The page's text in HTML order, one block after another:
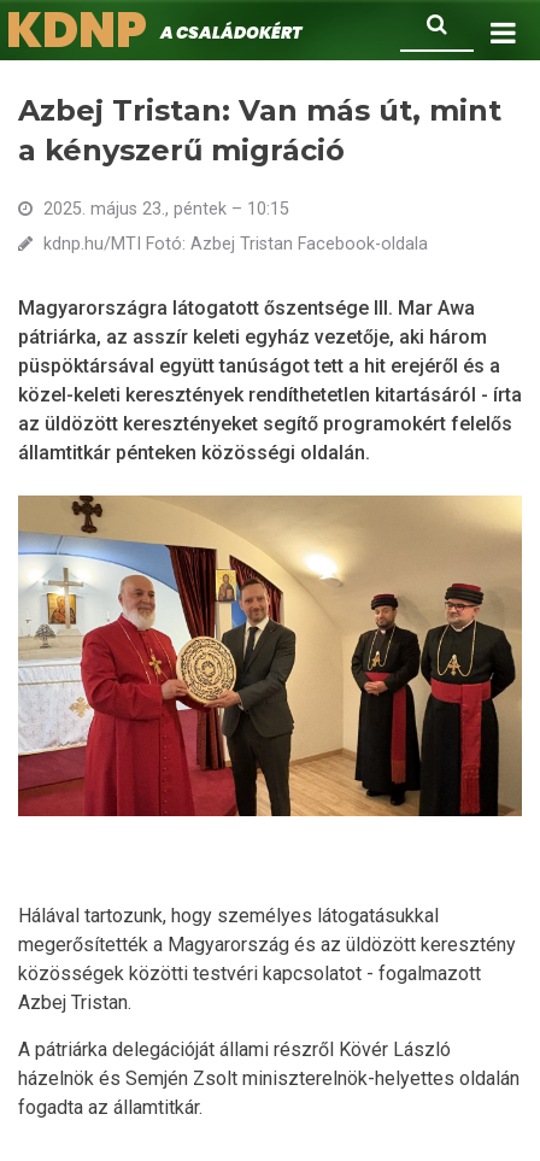
Ugrás
a
Keresés
KDNPA családokért.
Azbej Tristan: Van más út, mint
a kényszerű migráció
2025. május 23., péntek – 10:15
kdnp.hu/MTI Fotó: Azbej Tristan Facebook-oldala
Magyarországra látogatott őszentsége III. Mar Awa
pátriárka, az asszír keleti egyház vezetője, aki három
püspöktársával együtt tanúságot tett a hit erejéről és a
közel-keleti keresztények rendíthetetlen kitartásáról - írta
az üldözött keresztényeket segítő programokért felelős
államtitkár pénteken közösségi oldalán.
Hálával tartozunk, hogy személyes látogatásukkal
megerősítették a Magyarország és az üldözött keresztény
közösségek közötti testvéri kapcsolatot - fogalmazott
Azbej Tristan.
A pátriárka delegációját állami részről Kövér László
házelnök és Semjén Zsolt miniszterelnök-helyettes oldalán
fogadta az államtitkár.